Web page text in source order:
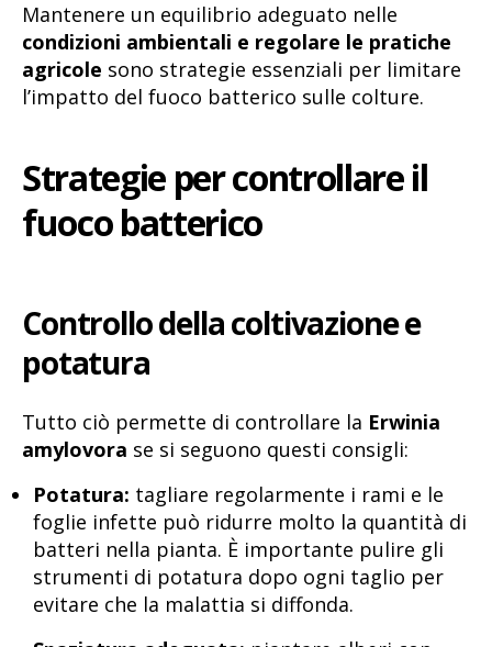
Mantenere un equilibrio adeguato nelle
condizioni ambientali e regolare le pratiche
agricole sono strategie essenziali per limitare
l’impatto del fuoco batterico sulle colture.
Strategie per controllare il
fuoco batterico
Controllo della coltivazione e
potatura
Tutto ciò permette di controllare la Erwinia
amylovora se si seguono questi consigli:
Potatura: tagliare regolarmente i rami e le
foglie infette può ridurre molto la quantità di
batteri nella pianta. È importante pulire gli
strumenti di potatura dopo ogni taglio per
evitare che la malattia si diffonda.